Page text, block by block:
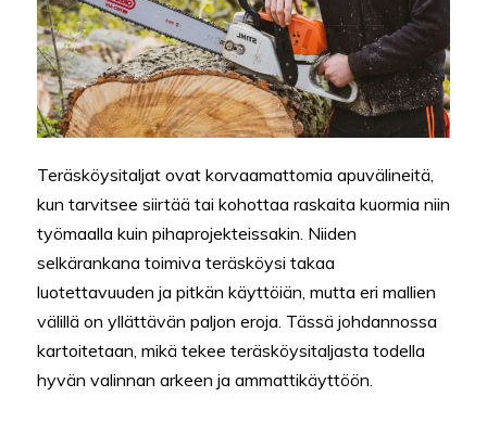
Teräsköysitaljat ovat korvaamattomia apuvälineitä,
kun tarvitsee siirtää tai kohottaa raskaita kuormia niin
työmaalla kuin pihaprojekteissakin. Niiden
selkärankana toimiva teräsköysi takaa
luotettavuuden ja pitkän käyttöiän, mutta eri mallien
välillä on yllättävän paljon eroja. Tässä johdannossa
kartoitetaan, mikä tekee teräsköysitaljasta todella
hyvän valinnan arkeen ja ammattikäyttöön.